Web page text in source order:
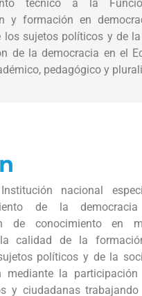
técnico a la
y formación en
los sujetos políticos y de
de la democracia en el
pedagógico y
nacional
de la
de conocimiento en
calidad de la
políticos y de la
mediante la
y ciudadanas trabajando